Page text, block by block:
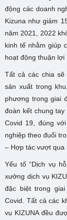
động các doanh
Kizuna như giảm
năm 2021, 2022
kinh tế nhằm giúp
hoạt động thuận lợi
Tất cả các chia sẽ
sản xuất trong
phương trong giai
đoàn kết chung
Covid 19, đúng
nghiệp theo đuổi
– Hợp tác vượt qua
Yếu tố “Dịch vụ
xưởng dịch vụ
đặc biệt trong
Covid. Tất cả các
vụ KIZUNA đều